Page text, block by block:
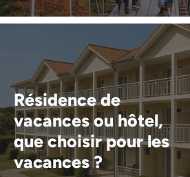
Résidence de
vacances ou hôtel,
que choisir pour les
vacances ?